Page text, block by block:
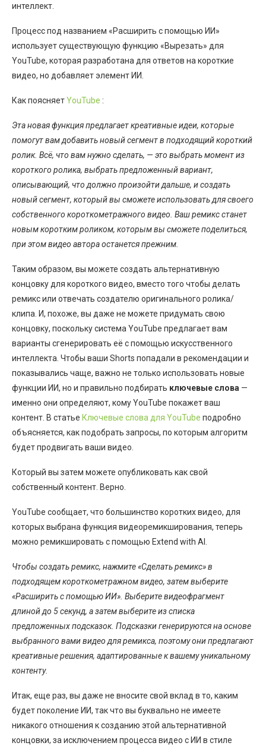
интеллект.
Процесс под названием «Расширить с помощью ИИ»
использует существующую функцию «Вырезать» для
YouTube, которая разработана для ответов на короткие
видео, но добавляет элемент ИИ.
Как поясняетYouTube :
Эта новая функция предлагает креативные идеи, которые
помогут вам добавить новый сегмент в подходящий короткий
ролик. Всё, что вам нужно сделать, — это выбрать момент из
короткого ролика, выбрать предложенный вариант,
описывающий, что должно произойти дальше, и создать
новый сегмент, который вы сможете использовать для своего
собственного короткометражного видео. Ваш ремикс станет
новым коротким роликом, которым вы сможете поделиться,
при этом видео автора останется прежним.
Таким образом, вы можете создать альтернативную
концовку для короткого видео, вместо того чтобы делать
ремикс или отвечать создателю оригинального ролика/
клипа. И, похоже, вы даже не можете придумать свою
концовку, поскольку система YouTube предлагает вам
варианты сгенерировать её с помощью искусственного
интеллекта. Чтобы ваши Shorts попадали в рекомендации и
показывались чаще, важно не только использовать новые
функции ИИ, но и правильно подбирать ключевые слова —
именно они определяют, кому YouTube покажет ваш
контент. В статье Ключевые слова для YouTube подробно
объясняется, как подобрать запросы, по которым алгоритм
будет продвигать ваши видео.
Который вы затем можете опубликовать как свой
собственный контент. Верно.
YouTube сообщает, что большинство коротких видео, для
которых выбрана функция видеоремикширования, теперь
можно ремикшировать с помощью Extend with AI.
Чтобы создать ремикс, нажмите «Сделать ремикс» в
подходящем короткометражном видео, затем выберите
«Расширить с помощью ИИ». Выберите видеофрагмент
длиной до 5 секунд, а затем выберите из списка
предложенных подсказок. Подсказки генерируются на основе
выбранного вами видео для ремикса, поэтому они предлагают
креативные решения, адаптированные к вашему уникальному
контенту.
Итак, еще раз, вы даже не вносите свой вклад в то, каким
будет поколение ИИ, так что вы буквально не имеете
никакого отношения к созданию этой альтернативной
концовки, за исключением процесса видео с ИИ в стиле